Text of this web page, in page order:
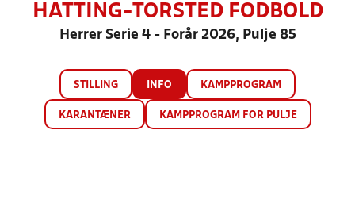
HATTING-TORSTED FODBOLD
Herrer Serie 4 - Forår 2026, Pulje 85
STILLING INFO KAMPPROGRAM
KARANTÆNER KAMPPROGRAM FOR PULJE